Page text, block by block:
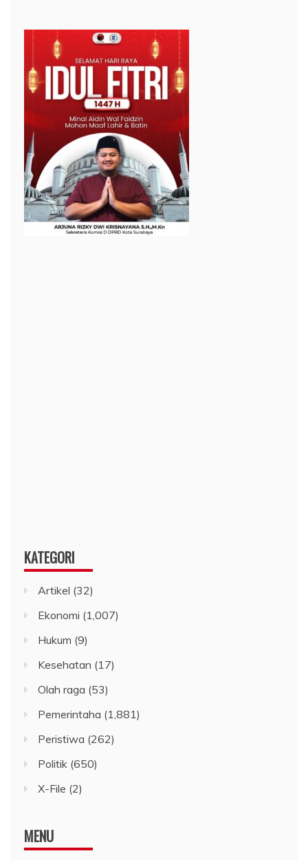
KATEGORI
Artikel (32)
Ekonomi (1,007)
Hukum (9)
Kesehatan (17)
Olah raga (53)
Pemerintaha (1,881)
Peristiwa (262)
Politik (650)
X-File (2)
MENU